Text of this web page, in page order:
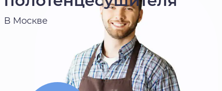
В Москве